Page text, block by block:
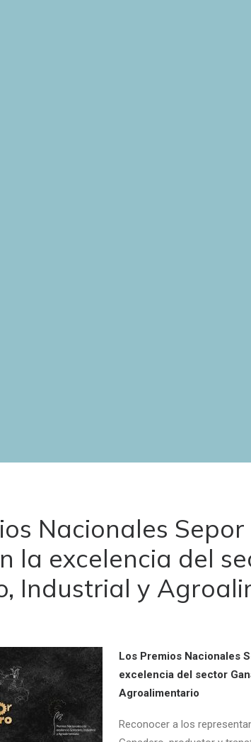
Nacionales
la excelencia del
Industrial y
Los Premios Nacionales
excelencia del sector
Agroalimentario
Reconocer a los